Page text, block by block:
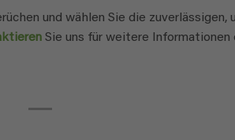
und wählen Sie die zuverlässigen,
Sie uns für weitere Informationen